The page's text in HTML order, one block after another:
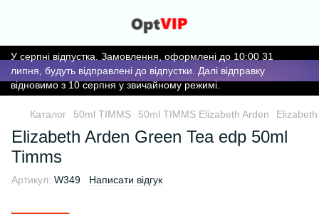
У серпні відпустка. Замовлення, оформлені до 10:00 31
липня, будуть відправлені до відпустки. Далі відправку
відновимо з 10 серпня у звичайному режимі.
Каталог 50ml TIMMS 50ml TIMMS Elizabeth Arden
Elizabeth Arden Green Tea edp 50ml
Timms
Артикул: W349 Написати відгук